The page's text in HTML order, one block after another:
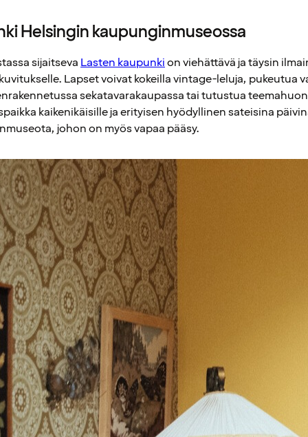
Helsingin kaupunginmuseossa
sijaitseva Lasten kaupunkion viehättävä ja täysin
Lapset voivat kokeilla vintage-leluja, pukeutua
sekatavarakaupassa tai tutustua
kaikenikäisille ja erityisen hyödyllinen sateisina
johon on myös vapaa pääsy.